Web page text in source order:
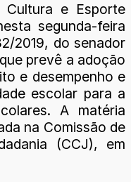
Cultura e Esporte
segunda-feira
2019, do senador
prevê a adoção
e desempenho e
escolar para a
A matéria
na Comissão de
(CCJ), em